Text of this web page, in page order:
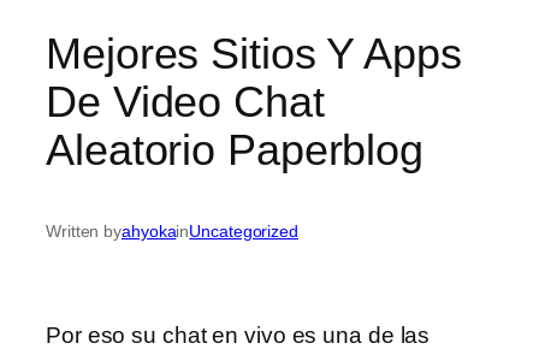
Mejores Sitios Y Apps
De Video Chat
Aleatorio Paperblog
Written byahyokainUncategorized
Por eso su chat en vivo es una de las